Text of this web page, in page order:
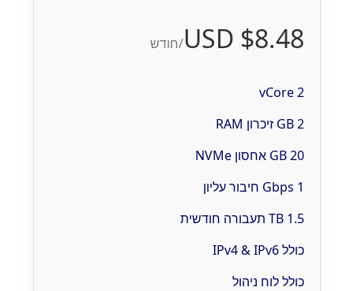
$8.48 USD /חודש
2 vCore
2 GB זיכרון RAM
20 GB אחסון NVMe
1 Gbps חיבור עליון
1.5 TB תעבורה חודשית
כולל IPv4 & IPv6
כולל לוח ניהול